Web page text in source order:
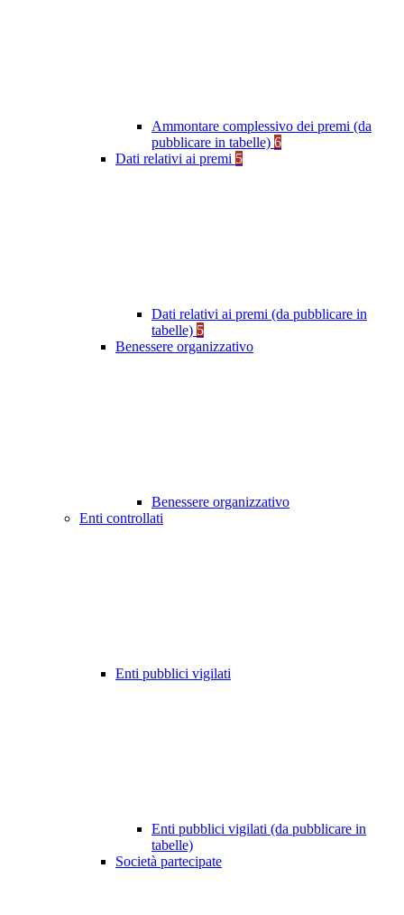
Ammontare complessivo dei premi (da
pubblicare in tabelle) 6
Dati relativi ai premi 5
Dati relativi ai premi (da pubblicare in
tabelle) 5
Benessere organizzativo
Benessere organizzativo
Enti controllati
Enti pubblici vigilati
Enti pubblici vigilati (da pubblicare in
tabelle)
Società partecipate